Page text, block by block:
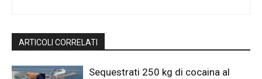
ARTICOLI CORRELATI
Sequestrati 250 kg di cocaina al